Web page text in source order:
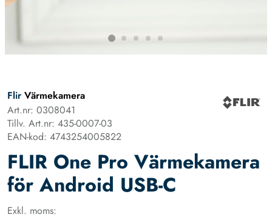
Flir Värmekamera
Art.nr: 0308041
Tillv. Art.nr: 435-0007-03
EAN-kod: 4743254005822
FLIR One Pro Värmekamera
för Android USB-C
Exkl. moms: